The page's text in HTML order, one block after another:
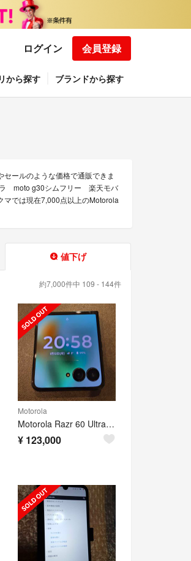
ログイン 会員登録
から探す ブランドから探す
ールのような価格で通販できま
ラ moto g30シムフリー 楽天モバ
では現在7,000点以上のMotorola
値下げ
約7,000件中 109 - 144件
Motorola
Motorola Razr 60 Ultra 国内モデル
¥ 123,000